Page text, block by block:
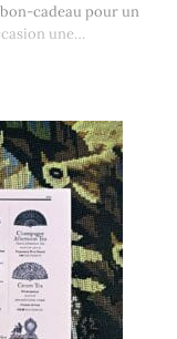
cadeau pour un
une…